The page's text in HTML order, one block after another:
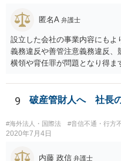
匿名A 弁護士
設立した会社の事業内容にも
義務違反や善管注意義務違反
横領や背任罪が問題となり得
等、ご希望によって進め方や
かにお近くの法律事務所に直
9 破産管財人へ 社長
#海外法人・国際法 #音信不通・行方
2020年7月4日
内藤 政信 弁護士